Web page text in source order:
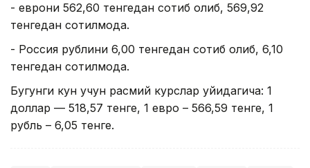
- еврони 562,60 тенгедан сотиб олиб, 569,92
тенгедан сотилмоқда.
- Россия рублини 6,00 тенгедан сотиб олиб, 6,10
тенгедан сотилмоқда.
Бугунги кун учун расмий курслар қуйидагича: 1
доллар — 518,57 тенге, 1 евро – 566,59 тенге, 1
рубль – 6,05 тенге.